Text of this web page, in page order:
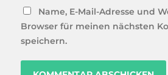
Name, E-Mail-Adresse und
Browser für meinen nächsten
speichern.